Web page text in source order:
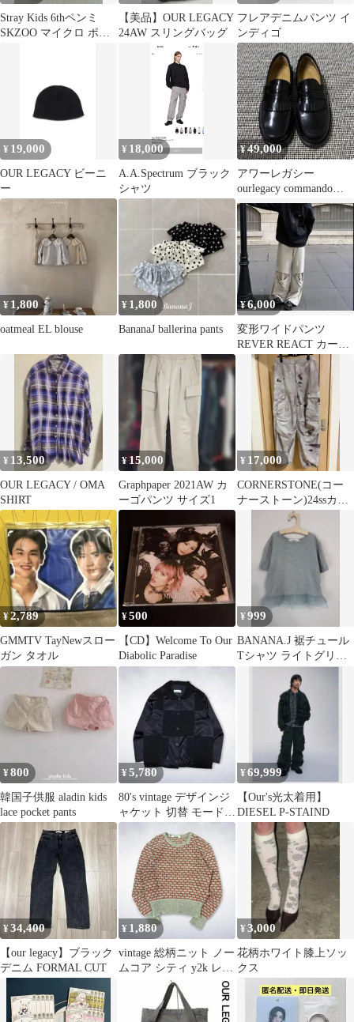
Stray Kids 6thペンミ
SKZOO マイクロ ポガ
【美品】OUR LEGACY
24AW スリングバッグ
フレアデニムパンツ イ
ンディゴ
¥ 19,000
OUR LEGACY ビーニ
ー
¥ 18,000
A.A.Spectrum ブラック
シャツ
¥49,000
アワーレガシー
ourlegacy commando
loafer 40
¥ 1,800
oatmeal EL blouse
¥ 1,800
BananaJ ballerina pants
¥6,000
変形ワイドパンツ
REVER REACT カーゴ
パンツライトグレー ワ
イドレッグ
¥ 13,500
OUR LEGACY / OMA
SHIRT
¥15,000
Graphpaper 2021AW カ
ーゴパンツ サイズ1
¥ 17,000
CORNERSTONE(コー
ナーストーン)24ssカー
ゴパンツ OUR's
¥2,789
GMMTV TayNewスロー
ガン タオル
¥500
【CD】Welcome To Our
Diabolic Paradise
¥999
BANANA.J 裾チュール
Tシャツ ライトグリー
¥800
韓国子供服 aladin kids
lace pocket pants
¥5,780
80's vintage デザインジ
ャケット 切替 モード
y2k アーカイブ
¥69,999
【Our's光太着用】
DIESEL P-STAIND
¥34,400
【our legacy】ブラック
デニム FORMAL CUT
¥ 1,880
vintage 総柄ニット ノー
ムコア シティ y2k レデ
ィース 古着
¥3,000
花柄ホワイト膝上ソッ
クス